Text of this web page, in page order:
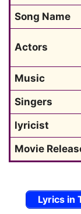
Song Name
Actors
Music
Singers
lyricist
Movie
Lyrics in